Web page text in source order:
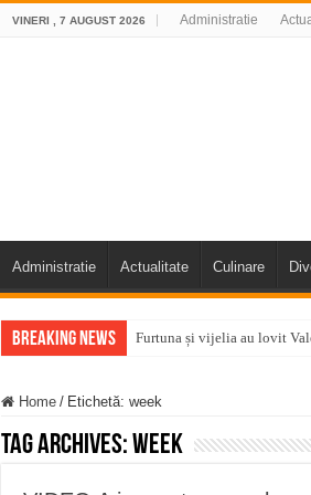
VINERI , 7 AUGUST 2026 Administratie
Administratie Actualitate Culinare
Breaking News Furtuna și vijelia au lovit
ANUNŢ OPRIRE ANUNŢ
Anunț important – Închidere
Home / Etichetă: week
Tag Archives:week